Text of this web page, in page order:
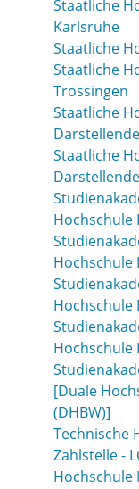
Staatliche
Karlsruhe
Staatliche
Staatliche
Trossingen
Staatliche
Staatliche
Hochschule
Hochschule
Hochschule
Hochschule
[Duale
(DHBW)]
Technische
Zahlstelle -
Hochschule